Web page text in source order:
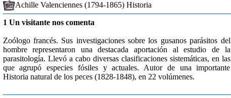
Achille Valenciennes (1794-1865) Historia
1 Un visitante nos comenta
Zoólogo francés. Sus investigaciones sobre los gusanos parásitos del
hombre representaron una destacada aportación al estudio de la
parasitología. Llevó a cabo diversas clasificaciones sistemáticas, en las
que agrupó especies fósiles y actuales. Autor de una importante
Historia natural de los peces (1828-1848), en 22 volúmenes.